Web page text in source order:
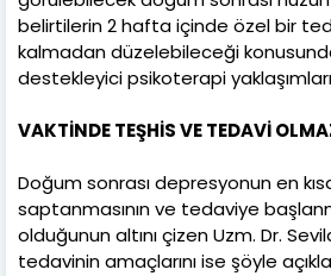
belirtilerin 2 hafta içinde özel bir
kalmadan düzelebileceği
destekleyici psikoterapi
VAKTİNDE TEŞHİS VE TEDAVİ
Doğum sonrası depresyonun en
saptanmasının ve tedaviye
olduğunun altını çizen Uzm. Dr.
tedavinin amaçlarını ise şöyle